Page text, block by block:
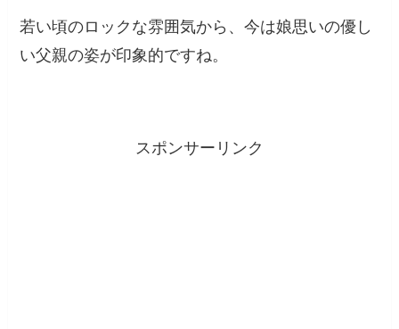
若い頃のロックな雰囲気から、今は娘思いの優し
い父親の姿が印象的ですね。
スポンサーリンク